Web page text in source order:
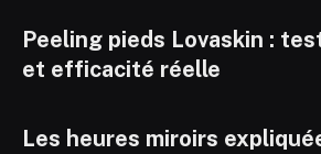
Peeling pieds Lovaskin :
et efficacité réelle
Les heures miroirs